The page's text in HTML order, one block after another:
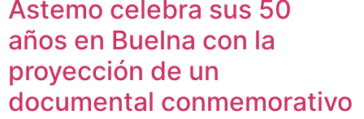
Astemo celebra sus 50
años en Buelna con la
proyección de un
documental conmemorativo